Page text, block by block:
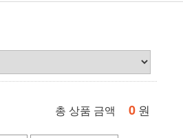
총 상품 금액 0 원